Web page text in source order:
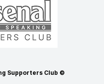
Supporters Club ©